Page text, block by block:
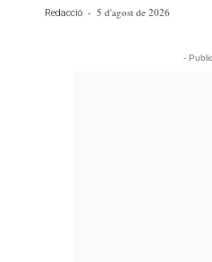
Redacció - 5 d'agost de 2026
-